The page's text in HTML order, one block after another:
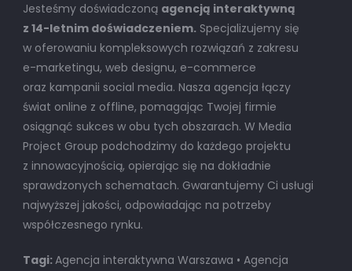
Jesteśmy doświadczoną agencją interaktywną
z 14-letnim doświadczeniem.Specjalizujemy się
w oferowaniu kompleksowych rozwiązań z zakresu
e-marketingu, web designu, e-commerce
oraz kampanii social media. Nasza agencja łączy
świat online z offline, pomagając Twojej firmie
osiągnąć sukces w obu tych obszarach. W Media
Project Group podchodzimy do każdego projektu
z innowacyjnością, opierając się na dokładnie
sprawdzonych schematach. Gwarantujemy Ci usługi
najwyższej jakości, odpowiadając na potrzeby
współczesnego rynku.
Tagi:Agencja interaktywna Warszawa • Agencja